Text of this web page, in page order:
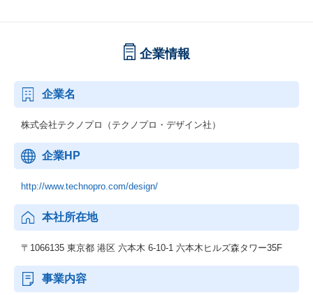
企業情報
企業名
株式会社テクノプロ（テクノプロ・デザイン社）
企業HP
http://www.technopro.com/design/
本社所在地
〒1066135 東京都 港区 六本木 6-10-1 六本木ヒルズ森タワー35F
事業内容